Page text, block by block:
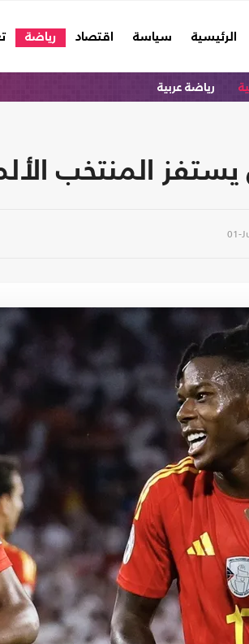
الرئيسية
(current) سياسة اقتصاد رياضة
رياضة عربية
المنتخب
01-